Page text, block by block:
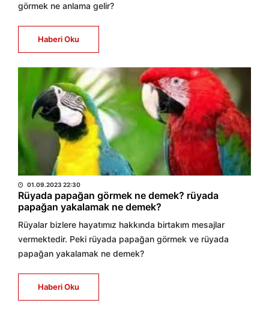
görmek ne anlama gelir?
Haberi Oku
HABER MERKEZİ
01.09.2023 22:30
Rüyada papağan görmek ne demek? rüyada
papağan yakalamak ne demek?
Rüyalar bizlere hayatımız hakkında birtakım mesajlar
vermektedir. Peki rüyada papağan görmek ve rüyada
papağan yakalamak ne demek?
Haberi Oku